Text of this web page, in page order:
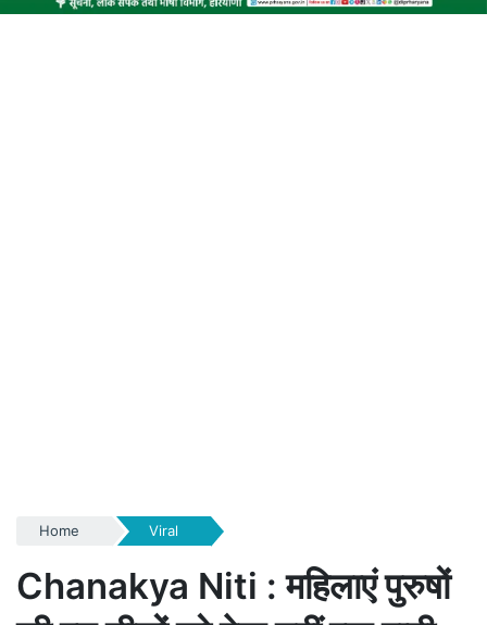
Home Viral
Chanakya Niti : महिलाएं पुरुषों